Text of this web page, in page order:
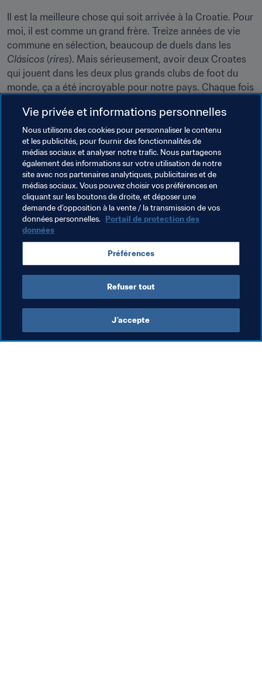
Il est la meilleure chose qui soit arrivée à la Croatie. Pour
moi, il est comme un grand frère. Treize années de vie
Clásicos (rires). Mais sérieusement, avoir deux Croates
qui jouent dans les deux plus grands clubs de foot du
monde, ça a été incroyable pour notre pays. Chaque fois
heureux, car ces titres étaient pour lui, mais aussi pour
toute la Croatie. J'ai été très ému quand il a gagné le
trophée The Best Joueur de la FIFA. C'est un
représentant parfait de la Croatie dans le monde entier. Il
me rend vraiment très fier d'être croate.
Thèmes en lien
Argentina Croatia France Spain
Vie privée et informations personnelles
Nous utilisons des cookies pour personnaliser le contenu
et les publicités, pour fournir des fonctionnalités de
médias sociaux et analyser notre trafic. Nous partageons
également des informations sur votre utilisation de notre
site avec nos partenaires analytiques, publicitaires et de
médias sociaux. Vous pouvez choisir vos préférences en
cliquant sur les boutons de droite, et déposer une
demande d’opposition à la vente / la transmission de vos
données personnelles. Portail de protection des
données
Préférences
Refuser tout
J’accepte